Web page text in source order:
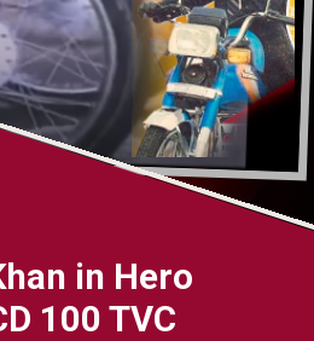
in Hero
100 TVC